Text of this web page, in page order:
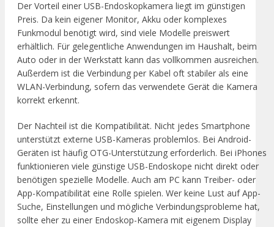
Der Vorteil einer USB-Endoskopkamera liegt im günstigen
Preis. Da kein eigener Monitor, Akku oder komplexes
Funkmodul benötigt wird, sind viele Modelle preiswert
erhältlich. Für gelegentliche Anwendungen im Haushalt, beim
Auto oder in der Werkstatt kann das vollkommen ausreichen.
Außerdem ist die Verbindung per Kabel oft stabiler als eine
WLAN-Verbindung, sofern das verwendete Gerät die Kamera
korrekt erkennt.
Der Nachteil ist die Kompatibilität. Nicht jedes Smartphone
unterstützt externe USB-Kameras problemlos. Bei Android-
Geräten ist häufig OTG-Unterstützung erforderlich. Bei iPhones
funktionieren viele günstige USB-Endoskope nicht direkt oder
benötigen spezielle Modelle. Auch am PC kann Treiber- oder
App-Kompatibilität eine Rolle spielen. Wer keine Lust auf App-
Suche, Einstellungen und mögliche Verbindungsprobleme hat,
sollte eher zu einer Endoskop-Kamera mit eigenem Display